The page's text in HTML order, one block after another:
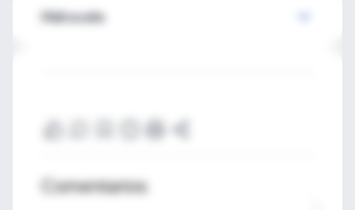
Hidrocele
Comentarios